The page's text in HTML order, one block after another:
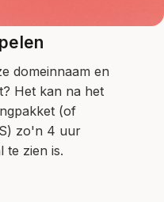
domeinnaam en
Het kan na het
(of
zo'n 4 uur
te zien is.